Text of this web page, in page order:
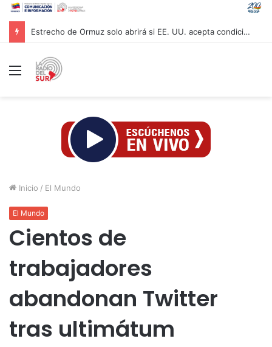
Estrecho de Ormuz solo abrirá si EE. UU. acepta condiciones de Irán
Menú
Inicio / El Mundo
El Mundo
Cientos de
trabajadores
abandonan Twitter
tras ultimátum